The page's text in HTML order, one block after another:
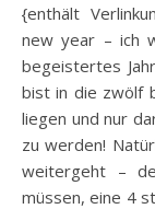
{enthält Verlinkungen / unbeauftragte Werbung} Happy
new year – ich
begeistertes
bist in die zwölf
liegen und nur
zu werden!
weitergeht –
müssen, eine 4